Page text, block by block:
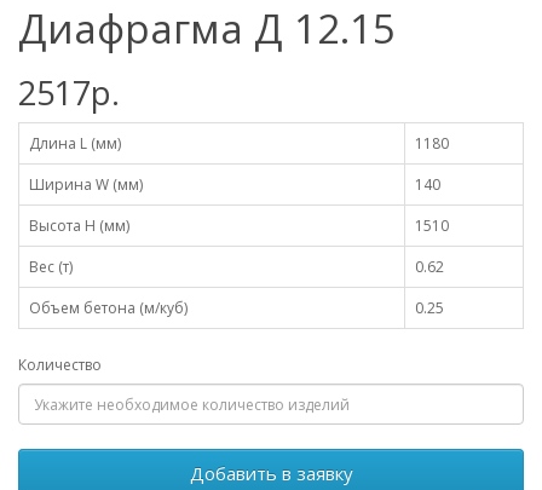
Диафрагма Д 12.15
2517р.
Длина L (мм)
1180
Ширина W (мм)
140
Высота H (мм)
1510
Вес (т)
0.62
Объем бетона (м/куб)
0.25
Количество
Добавить в заявку